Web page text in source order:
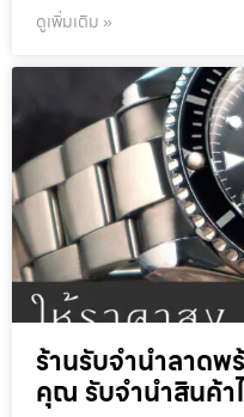
ดูเพิ่มเติม »
ร้านรับจำนำลาดพ
คุณ รับจำนำสินค้า